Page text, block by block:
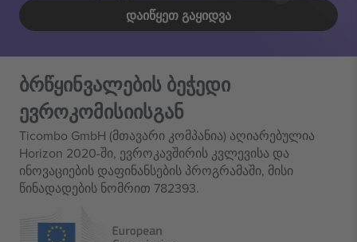
ᲓᲐᲘᲬᲧᲔᲗ ᲒᲐᲧᲘᲓᲕᲐ
ბრწყინვალების ბეჭედი
ევროკომისიისგან
Ticombo GmbH (მთავარი კომპანია) აღიარებულია
Horizon 2020-ში, ევროკავშირის კვლევისა და
ინოვაციების დაფინანსების პროგრამაში, მისი
წინადადების ნომრით 782393.